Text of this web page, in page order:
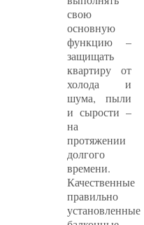
свою
основную
функцию –
защищать
квартиру от
холода и
шума, пыли
и сырости –
на
протяжении
долгого
времени.
Качественные
правильно
установленные